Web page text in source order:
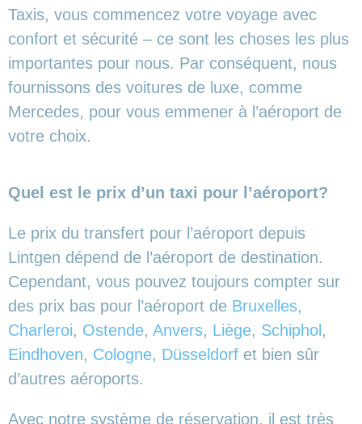
Taxis, vous commencez votre voyage avec
confort et sécurité – ce sont les choses les plus
importantes pour nous. Par conséquent, nous
fournissons des voitures de luxe, comme
Mercedes, pour vous emmener à l’aéroport de
votre choix.
Quel est le prix d’un taxi pour l’aéroport?
Le prix du transfert pour l’aéroport depuis
Lintgen dépend de l’aéroport de destination.
Cependant, vous pouvez toujours compter sur
des prix bas pour l’aéroport de Bruxelles,
Charleroi, Ostende, Anvers, Liège, Schiphol ,
Eindhoven, Cologne, Düsseldorf et bien sûr
d’autres aéroports.
Avec notre système de réservation, il est très